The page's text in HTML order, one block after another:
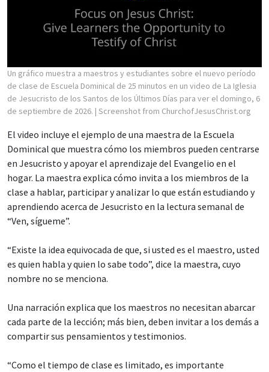
Un gráfico muestra a maestros y estudiantes sobre el nuevo período
de clase de Escuela Dominical de 25 minutos en un video de La Iglesia
de Jesucristo de los Santos de los Últimos Días para ver el domingo, 6
de septiembre de 2026. | Screenshot from ChurchofJesusChrist.org
El video incluye el ejemplo de una maestra de la Escuela
Dominical que muestra cómo los miembros pueden centrarse
en Jesucristo y apoyar el aprendizaje del Evangelio en el
hogar. La maestra explica cómo invita a los miembros de la
clase a hablar, participar y analizar lo que están estudiando y
aprendiendo acerca de Jesucristo en la lectura semanal de
“Ven, sígueme”.
“Existe la idea equivocada de que, si usted es el maestro, usted
es quien habla y quien lo sabe todo”, dice la maestra, cuyo
nombre no se menciona.
Una narración explica que los maestros no necesitan abarcar
cada parte de la lección; más bien, deben invitar a los demás a
compartir sus pensamientos y testimonios.
“Como el tiempo de clase es limitado, es importante